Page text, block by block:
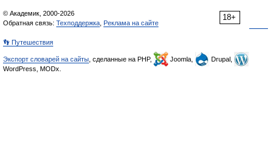
18+
© Академик, 2000-2026
Обратная связь: Техподдержка Реклама на сайте
👣 Путешествия
Экспорт словарей на сайты , сделанные на PHP, Joomla,
Drupal,
WordPress, MODx.